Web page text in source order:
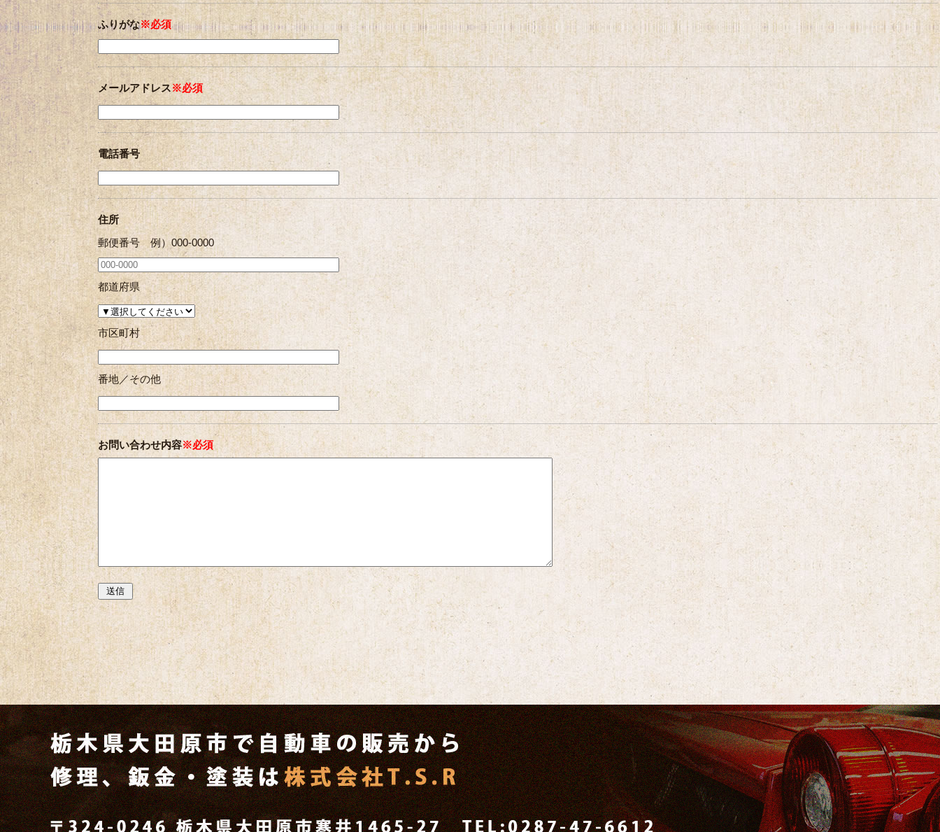
ふりがな※必須
メールアドレス※必須
電話番号
住所
郵便番号 例）000-0000
都道府県
市区町村
番地／その他
お問い合わせ内容※必須
栃木県大田原市で自動車の販売から修理、鈑金・塗装は株式会社T.S.R
〒324-